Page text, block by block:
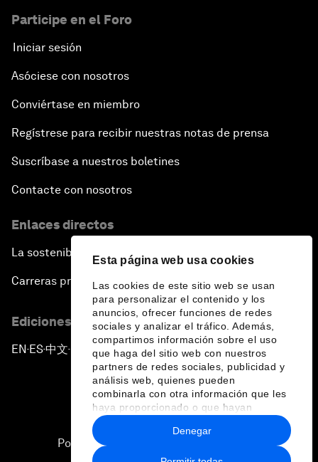
Esta página web usa cookies
Las cookies de este sitio web se usan
para personalizar el contenido y los
anuncios, ofrecer funciones de redes
sociales y analizar el tráfico. Además,
compartimos información sobre el uso
que haga del sitio web con nuestros
partners de redes sociales, publicidad y
análisis web, quienes pueden
combinarla con otra información que les
haya proporcionado o que hayan
recopilado a partir del uso que haya
hecho de sus servicios.
Denegar
Participe en el Foro
Iniciar sesión
Asóciese con nosotros
Conviértase en miembro
Regístrese para recibir nuestras notas de prensa
Suscríbase a nuestros boletines
Contacte con nosotros
Enlaces directos
La sostenibilidad en el Foro
Carreras profesionales
Ediciones en otros idiomas
EN ▪ES▪中文▪ 日本語
Política de privacidad y normas de uso